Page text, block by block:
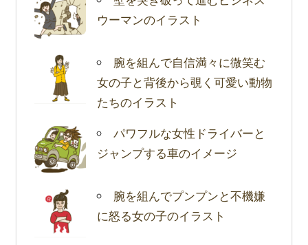
ウーマンのイラスト
腕を組んで自信満々に微笑む
女の子と背後から覗く可愛い動物
たちのイラスト
パワフルな女性ドライバーと
ジャンプする車のイメージ
腕を組んでプンプンと不機嫌
に怒る女の子のイラスト